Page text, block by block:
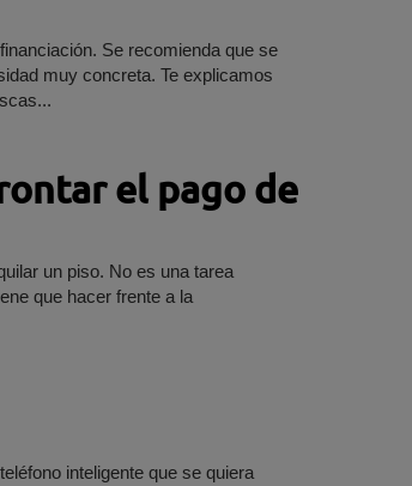
Se recomienda que se
muy concreta. Te explicamos
en cuenta al contratarlos. ¿Buscas...
el pago de
un piso. No es una tarea
que hacer frente a la
inteligente que se quiera